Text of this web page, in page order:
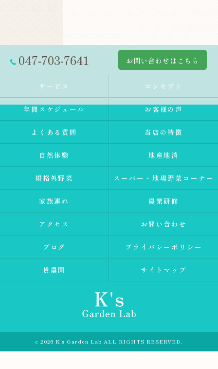
047-703-7641 お問い合わせはこちら
サービス コンセプト
年間スケジュール お客様の声
よくある質問 当店の特徴
自然体験 地産地消
規格外野菜 スーパー・地場野菜コーナー
家族連れ 農業研修
アクセス お問い合わせ
ブログ プライバシーポリシー
貸農園 サイトマップ
c 2026 K's Garden Lab ALL RIGHTS RESERVED.